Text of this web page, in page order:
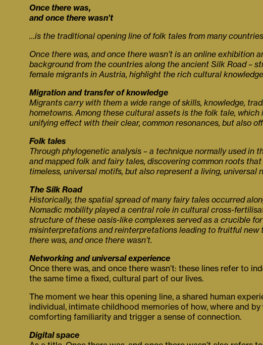
Once there was,
and once there wasn’t
…is the traditional opening line of folk tales from many
Once there was, and once there wasn’t is an online
background from the countries along the ancient Silk Road –
female migrants in Austria, highlight the rich cultural
Migration and transfer of knowledge
Migrants carry with them a wide range of skills, knowledge,
hometowns. Among these cultural assets is the folk tale,
unifying effect with their clear, common resonances, but also
Folk tales
Through phylogenetic analysis – a technique normally used
and mapped folk and fairy tales, discovering common roots
timeless, universal motifs, but also represent a living,
The Silk Road
Historically, the spatial spread of many fairy tales occurred
Nomadic mobility played a central role in cultural cross-
structure of these oasis-like complexes served as a crucible
misinterpretations and reinterpretations leading to fruitful
there was, and once there wasn’t.
Networking and universal experience
Once there was, and once there wasn’t: these lines refer to
the same time a fixed, cultural part of our lives.
The moment we hear this opening line, a shared human
individual, intimate childhood memories of how, where and
comforting familiarity and trigger a sense of connection.
Digital space